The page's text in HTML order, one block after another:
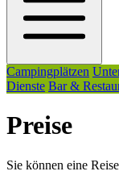
Campingplätzen
Dienste Bar &
Preise
Sie können eine